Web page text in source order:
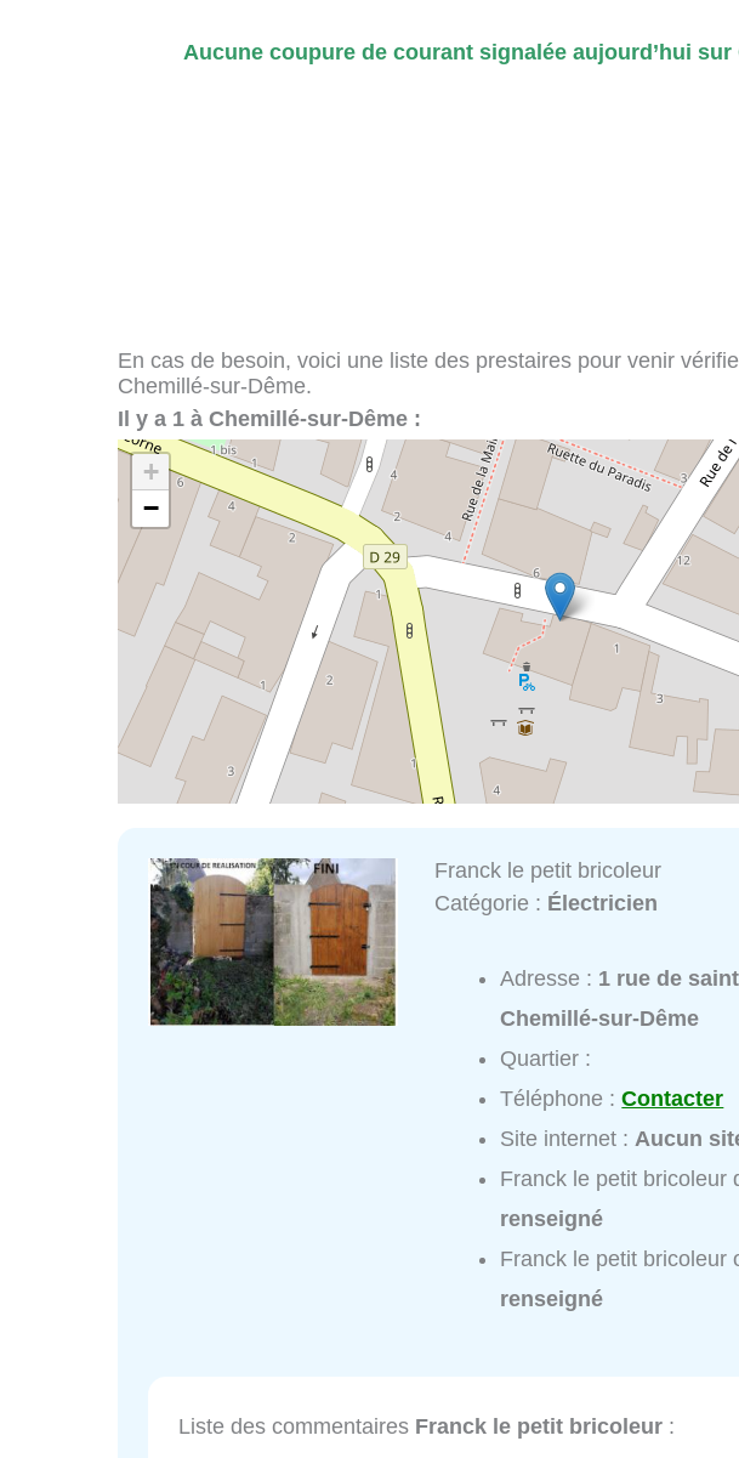
Aucune coupure de courant signalée aujourd’hui sur
En cas de besoin, voici une liste des prestaires pour venir
Chemillé-sur-Dême.
Il y a 1 à Chemillé-sur-Dême :
+
−
Franck le petit bricoleur
Catégorie : Électricien
Adresse : 1 rue de
Chemillé-sur-Dême
Quartier :
Téléphone :Contacter
Site internet : Aucun
Franck le petit bricoleur
renseigné
Franck le petit bricoleur
renseigné
Liste des commentaires Franck le petit bricoleur :